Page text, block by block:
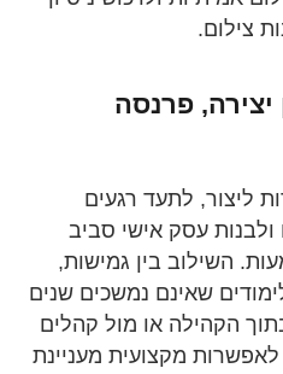
צילום.
פרנסה
ליצור, לתעד רגעים
עסק אישי סביב
השילוב בין גמישות,
שאינם נמשכים שנים
הקהילה או מול קהלים
מקצועית מעניינת